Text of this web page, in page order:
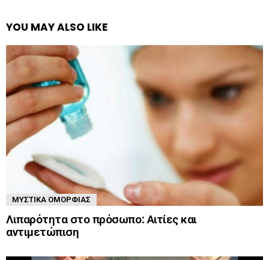
YOU MAY ALSO LIKE
ΜΥΣΤΙΚΆ ΟΜΟΡΦΙΆΣ
Λιπαρότητα στο πρόσωπο: Αιτίες και
αντιμετώπιση